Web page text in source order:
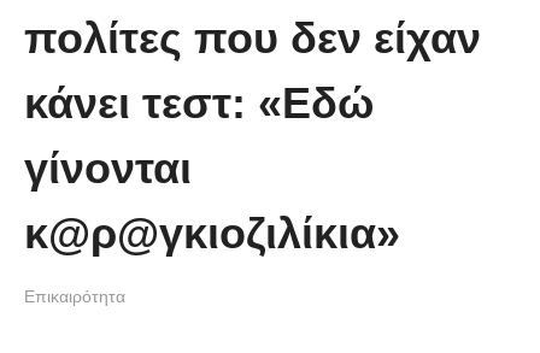
πρώτη στιγμή και συγκίνησε το
νοηματική με ένα μικρό κορίτσι
πολίτες που δεν είχαν
κάνει τεστ: «Εδώ
γίνονται
κ@ρ@γκιοζιλίκια»
Επικαιρότητα